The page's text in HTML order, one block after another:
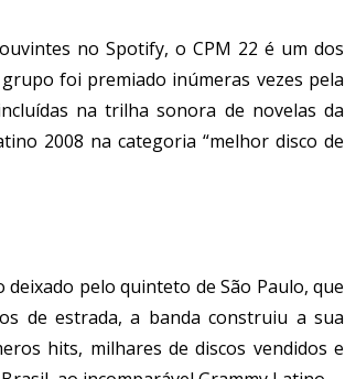
no Spotify, o CPM 22 é um dos
foi premiado inúmeras vezes pela
na trilha sonora de novelas da
2008 na categoria “melhor disco de
pelo quinteto de São Paulo, que
de estrada, a banda construiu a sua
hits, milhares de discos vendidos e